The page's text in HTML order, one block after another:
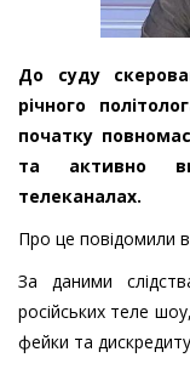
До суду
річного
початку
та активно
телеканалах.
Про це повідомили
За даними
російських теле
фейки та